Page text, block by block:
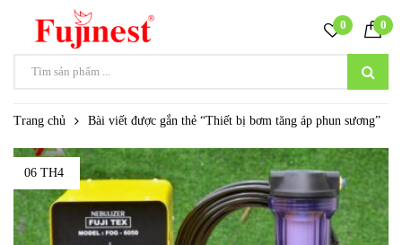
0 0
Trang chủ Bài viết được gắn thẻ “Thiết bị bơm tăng áp phun sương”
06 TH4